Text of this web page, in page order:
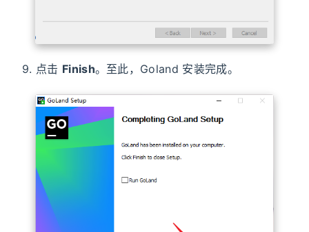
9. 点击 Finish。至此，Goland 安装完成。